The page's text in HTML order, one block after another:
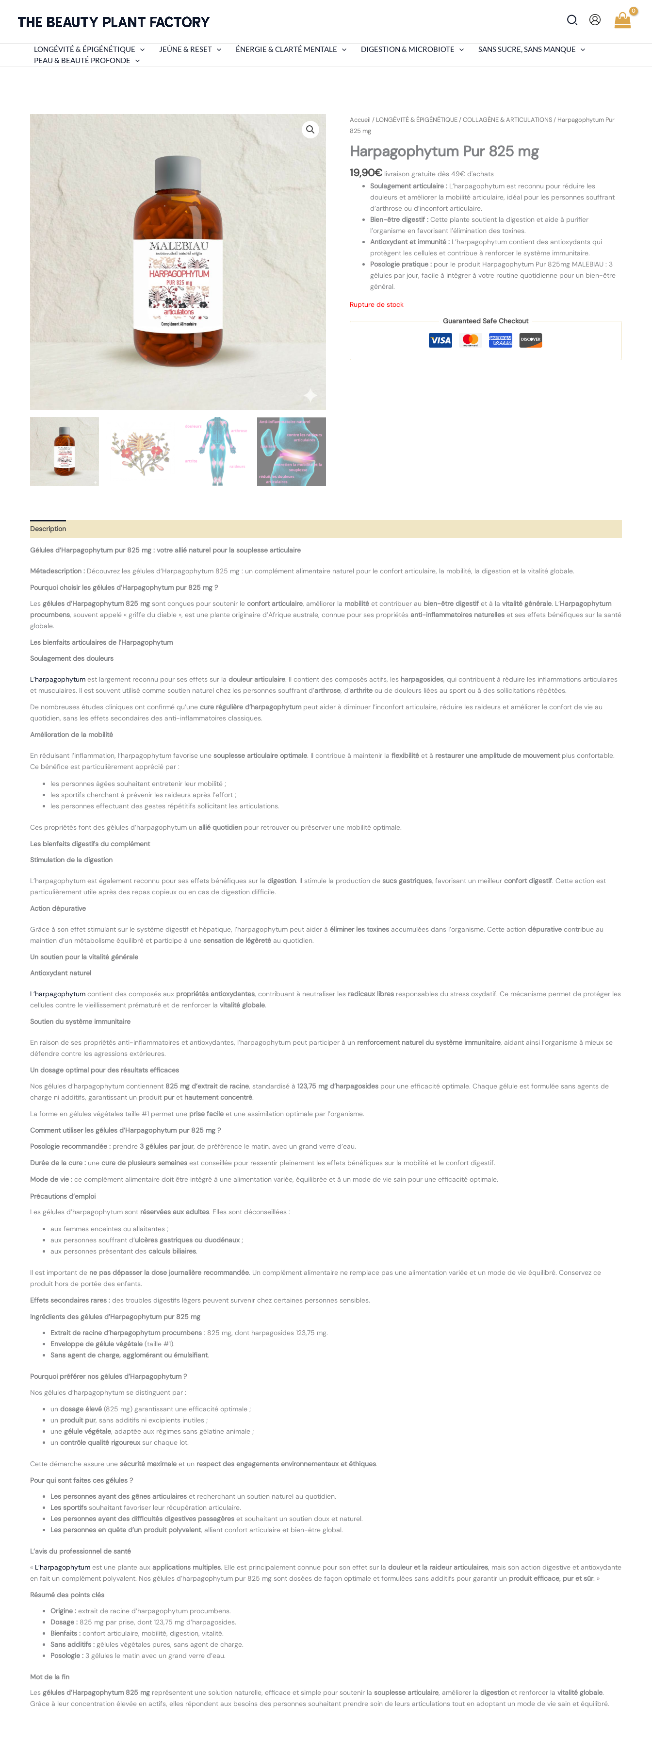
contenu
Rechercher
LONGÉVITÉ & ÉPIGÉNÉTIQUE JEÛNE & RESET ÉNERGIE & CLARTÉ MENTALE DIGESTION & MICROBIOTE
SANS SUCRE, SANS MANQUE
PEAU & BEAUTÉ PROFONDE
Accueil / LONGÉVITÉ & ÉPIGÉNÉTIQUE/COLLAGÈNE & ARTICULATIONS/ Harpagophytum Pur
825 mg
Harpagophytum Pur 825 mg
19,90€ livraison gratuite dès 49€ d'achats
Soulagement articulaire :L’harpagophytum est reconnu pour réduire les
douleurs et améliorer la mobilité articulaire, idéal pour les personnes souffrant
d’arthrose ou d’inconfort articulaire.
Bien-être digestif :Cette plante soutient la digestion et aide à purifier
l’organisme en favorisant l’élimination des toxines.
Antioxydant et immunité :L’harpagophytum contient des antioxydants qui
protègent les cellules et contribue à renforcer le système immunitaire.
Posologie pratique :pour le produit Harpagophytum Pur 825mg MALEBIAU : 3
gélules par jour, facile à intégrer à votre routine quotidienne pour un bien-être
général.
Rupture de stock
Guaranteed Safe Checkout
Description
Gélules d’Harpagophytum pur 825 mg : votre allié naturel pour la souplesse articulaire
Métadescription : Découvrez les gélules d’Harpagophytum 825 mg : un complément alimentaire naturel pour le confort articulaire, la mobilité, la digestion et la vitalité globale.
Pourquoi choisir les gélules d’Harpagophytum pur 825 mg ?
Les gélules d’Harpagophytum 825 mg sont conçues pour soutenir le confort articulaire, améliorer la mobilité et contribuer au bien-être digestif et à la vitalité générale. L’Harpagophytum
procumbens, souvent appelé « griffe du diable », est une plante originaire d’Afrique australe, connue pour ses propriétés anti-inflammatoires naturelles et ses effets bénéfiques sur la santé
globale.
Les bienfaits articulaires de l’Harpagophytum
Soulagement des douleurs
L’harpagophytum est largement reconnu pour ses effets sur la douleur articulaire. Il contient des composés actifs, les harpagosides, qui contribuent à réduire les inflammations articulaires
et musculaires. Il est souvent utilisé comme soutien naturel chez les personnes souffrant d’arthrose, d’arthrite ou de douleurs liées au sport ou à des sollicitations répétées.
De nombreuses études cliniques ont confirmé qu’une cure régulière d’harpagophytumpeut aider à diminuer l’inconfort articulaire, réduire les raideurs et améliorer le confort de vie au
quotidien, sans les effets secondaires des anti-inflammatoires classiques.
Amélioration de la mobilité
En réduisant l’inflammation, l’harpagophytum favorise une souplesse articulaire optimale. Il contribue à maintenir la flexibilité et à restaurer une amplitude de mouvementplus confortable.
Ce bénéfice est particulièrement apprécié par :
les personnes âgées souhaitant entretenir leur mobilité ;
les sportifs cherchant à prévenir les raideurs après l’effort ;
les personnes effectuant des gestes répétitifs sollicitant les articulations.
Ces propriétés font des gélules d’harpagophytum un allié quotidien pour retrouver ou préserver une mobilité optimale.
Les bienfaits digestifs du complément
Stimulation de la digestion
L’harpagophytum est également reconnu pour ses effets bénéfiques sur la digestion. Il stimule la production de sucs gastriques, favorisant un meilleur confort digestif. Cette action est
particulièrement utile après des repas copieux ou en cas de digestion difficile.
Action dépurative
Grâce à son effet stimulant sur le système digestif et hépatique, l’harpagophytum peut aider à éliminer les toxines accumulées dans l’organisme. Cette action dépurative contribue au
maintien d’un métabolisme équilibré et participe à une sensation de légèreté au quotidien.
Un soutien pour la vitalité générale
Antioxydant naturel
L’harpagophytum contient des composés aux propriétés antioxydantes, contribuant à neutraliser les radicaux libres responsables du stress oxydatif. Ce mécanisme permet de protéger les
cellules contre le vieillissement prématuré et de renforcer la vitalité globale.
Soutien du système immunitaire
En raison de ses propriétés anti-inflammatoires et antioxydantes, l’harpagophytum peut participer à un renforcement naturel du système immunitaire, aidant ainsi l’organisme à mieux se
défendre contre les agressions extérieures.
Un dosage optimal pour des résultats efficaces
Nos gélules d’harpagophytum contiennent 825 mg d’extrait de racine, standardisé à 123,75 mg d’harpagosides pour une efficacité optimale. Chaque gélule est formulée sans agents de
charge ni additifs, garantissant un produit puret hautement concentré.
La forme en gélules végétales taille #1 permet une prise facile et une assimilation optimale par l’organisme.
Comment utiliser les gélules d’Harpagophytum pur 825 mg ?
Posologie recommandée : prendre 3 gélules par jour, de préférence le matin, avec un grand verre d’eau.
Durée de la cure : une cure de plusieurs semaines est conseillée pour ressentir pleinement les effets bénéfiques sur la mobilité et le confort digestif.
Mode de vie : ce complément alimentaire doit être intégré à une alimentation variée, équilibrée et à un mode de vie sain pour une efficacité optimale.
Précautions d’emploi
Les gélules d’harpagophytum sont réservées aux adultes. Elles sont déconseillées :
aux femmes enceintes ou allaitantes ;
aux personnes souffrant d’ulcères gastriques ou duodénaux ;
aux personnes présentant des calculs biliaires.
Il est important de ne pas dépasser la dose journalière recommandée. Un complément alimentaire ne remplace pas une alimentation variée et un mode de vie équilibré. Conservez ce
produit hors de portée des enfants.
Effets secondaires rares : des troubles digestifs légers peuvent survenir chez certaines personnes sensibles.
Ingrédients des gélules d’Harpagophytum pur 825 mg
Extrait de racine d’harpagophytum procumbens : 825 mg, dont harpagosides 123,75 mg.
Enveloppe de gélule végétale (taille #1).
Sans agent de charge, agglomérant ou émulsifiant.
Pourquoi préférer nos gélules d’Harpagophytum ?
Nos gélules d’harpagophytum se distinguent par :
un dosage élevé (825 mg) garantissant une efficacité optimale ;
un produit pur, sans additifs ni excipients inutiles ;
une gélule végétale, adaptée aux régimes sans gélatine animale ;
un contrôle qualité rigoureux sur chaque lot.
Cette démarche assure une sécurité maximale et un respect des engagements environnementaux et éthiques.
Pour qui sont faites ces gélules ?
Les personnes ayant des gênes articulaires et recherchant un soutien naturel au quotidien.
Les sportifs souhaitant favoriser leur récupération articulaire.
Les personnes ayant des difficultés digestives passagères et souhaitant un soutien doux et naturel.
Les personnes en quête d’un produit polyvalent, alliant confort articulaire et bien-être global.
L’avis du professionnel de santé
« L’harpagophytum est une plante aux applications multiples. Elle est principalement connue pour son effet sur la douleur et la raideur articulaires, mais son action digestive et antioxydante
en fait un complément polyvalent. Nos gélules d’harpagophytum pur 825 mg sont dosées de façon optimale et formulées sans additifs pour garantir un produit efficace, pur et sûr. »
Résumé des points clés
Origine : extrait de racine d’harpagophytum procumbens.
Dosage : 825 mg par prise, dont 123,75 mg d’harpagosides.
Bienfaits : confort articulaire, mobilité, digestion, vitalité.
Sans additifs : gélules végétales pures, sans agent de charge.
Posologie : 3 gélules le matin avec un grand verre d’eau.
Mot de la fin
Les gélules d’Harpagophytum 825 mg représentent une solution naturelle, efficace et simple pour soutenir la souplesse articulaire, améliorer la digestion et renforcer la vitalité globale.
Grâce à leur concentration élevée en actifs, elles répondent aux besoins des personnes souhaitant prendre soin de leurs articulations tout en adoptant un mode de vie sain et équilibré.